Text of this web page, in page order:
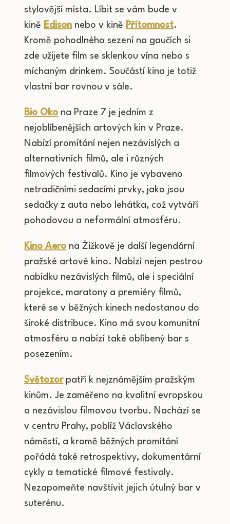
stylovější místa. Líbit se vám bude v
kině Edison nebo v kině Přítomnost.
Kromě pohodlného sezení na gaučích si
zde užijete film se sklenkou vína nebo s
míchaným drinkem. Součástí kina je totiž
vlastní bar rovnou v sále.
Bio Oko na Praze 7 je jedním z
nejoblíbenějších artových kin v Praze.
Nabízí promítání nejen nezávislých a
alternativních filmů, ale i různých
filmových festivalů. Kino je vybaveno
netradičními sedacími prvky, jako jsou
sedačky z auta nebo lehátka, což vytváří
pohodovou a neformální atmosféru.
Kino Aero na Žižkově je další legendární
pražské artové kino. Nabízí nejen pestrou
nabídku nezávislých filmů, ale i speciální
projekce, maratony a premiéry filmů,
které se v běžných kinech nedostanou do
široké distribuce. Kino má svou komunitní
atmosféru a nabízí také oblíbený bar s
posezením.
Světozorpatří k nejznámějším pražským
kinům. Je zaměřeno na kvalitní evropskou
a nezávislou filmovou tvorbu. Nachází se
v centru Prahy, poblíž Václavského
náměstí, a kromě běžných promítání
pořádá také retrospektivy, dokumentární
cykly a tematické filmové festivaly.
Nezapomeňte navštívit jejich útulný bar v
suterénu.